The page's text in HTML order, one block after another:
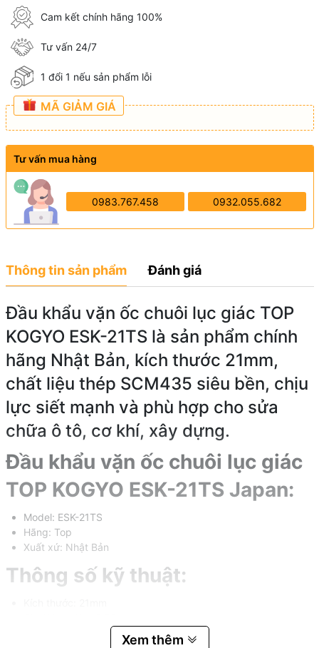
Cam kết chính hãng 100%
Tư vấn 24/7
1 đổi 1 nếu sản phẩm lỗi
MÃ GIẢM GIÁ
Tư vấn mua hàng
0983.767.458 0932.055.682
Thông tin sản phẩm Đánh giá
Đầu khẩu vặn ốc chuôi lục giác TOP
KOGYO ESK-21TS là sản phẩm chính
hãng Nhật Bản, kích thước 21mm,
chất liệu thép SCM435 siêu bền, chịu
lực siết mạnh và phù hợp cho sửa
chữa ô tô, cơ khí, xây dựng.
Đầu khẩu vặn ốc chuôi lục giác
TOP KOGYO ESK-21TS Japan:
Model: ESK-21TS
Hãng: Top
Xuất xứ: Nhật Bản
Thông số kỹ thuật:
Đường kính ngoài: 28.5mmXem thêm